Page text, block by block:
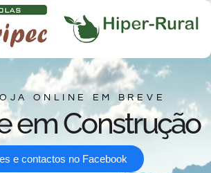
ONLINE EM BREVE
em Construção
e contactos no Facebook